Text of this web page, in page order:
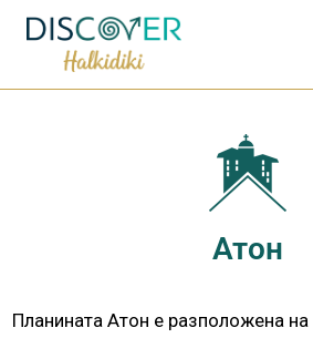
Атон
Планината Атон е разположена